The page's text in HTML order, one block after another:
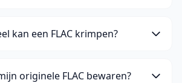
kan een FLAC krimpen?
originele FLAC bewaren?